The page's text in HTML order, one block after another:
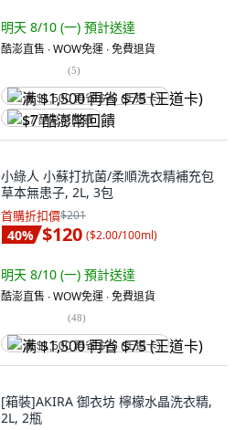
明天 8/10 (一) 預計送達
酷澎直售 ∙ WOW免運 ∙ 免費退貨
(5)
满 $1,500 再省 $75 (王道卡)
$7 酷澎幣回饋
小綠人 小蘇打抗菌/柔順洗衣精補充包
草本無患子, 2L, 3包
首購折扣價$201
40% $120 ($2.00/100ml)
明天 8/10 (一) 預計送達
酷澎直售 ∙ WOW免運 ∙ 免費退貨
(48)
满 $1,500 再省 $75 (王道卡)
[箱裝]AKIRA 御衣坊 檸檬水晶洗衣精,
2L, 2瓶